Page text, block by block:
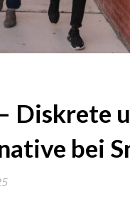
Diskrete
bei